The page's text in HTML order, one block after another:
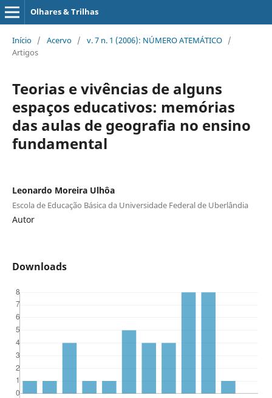
Olhares & Trilhas
Início / Acervo / v. 7 n. 1 (2006): NÚMERO ATEMÁTICO /
Artigos
Teorias e vivências de alguns
espaços educativos: memórias
das aulas de geografia no ensino
fundamental
Leonardo Moreira Ulhôa
Escola de Educação Básica da Universidade Federal de Uberlândia
Autor
Downloads